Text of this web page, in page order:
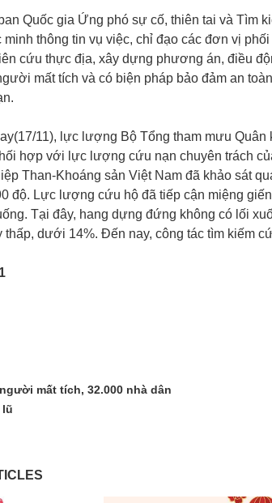
Quốc gia Ứng phó sự cố, thiên tai và Tìm
minh thông tin vụ việc, chỉ đạo các đơn vị
cứu thực địa, xây dựng phương án, điều
mất tích và có biện pháp bảo đảm an
11), lực lượng Bộ Tổng tham mưu Quân
hợp với lực lượng cứu nạn chuyên trách
Than-Khoáng sản Việt Nam đã khảo sát
độ. Lực lượng cứu hộ đã tiếp cận miệng
Tại đây, hang dựng đứng không có lối
thấp, dưới 14%. Đến nay, công tác tìm kiếm
mất tích, 32.000 nhà dân
lũ